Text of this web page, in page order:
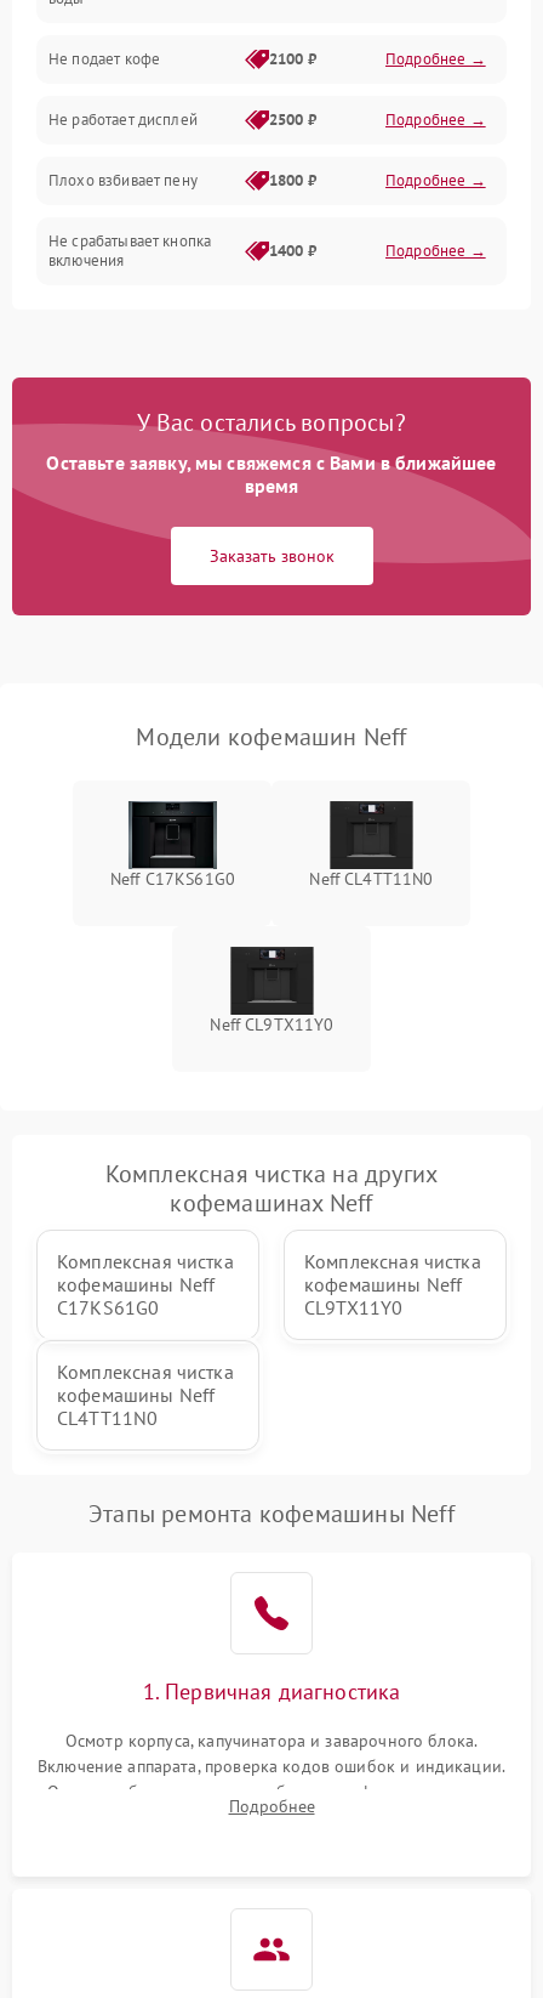
Проблемы с капучинатором и паром
Управление и электроника
Программное обеспечение
Не подает кофе 2100 ₽ Подробнее →
Не работает дисплей 2500 ₽ Подробнее →
Плохо взбивает пену 1800 ₽ Подробнее →
Не срабатывает кнопка
включения
1400 ₽ Подробнее →
Постоянные сбои в работе 1500 ₽ Подробнее →
У Вас остались вопросы?
Оставьте заявку, мы свяжемся с Вами в ближайшее
время
Заказать звонок
Модели кофемашин Neff
Neff C17KS61G0 Neff CL4TT11N0
Neff CL9TX11Y0
Комплексная чистка на других
кофемашинах Neff
Комплексная чистка
кофемашины Neff
C17KS61G0
Комплексная чистка
кофемашины Neff
CL9TX11Y0
Комплексная чистка
кофемашины Neff
CL4TT11N0
Этапы ремонта кофемашины Neff
1. Первичная диагностика
Осмотр корпуса, капучинатора и заварочного блока.
Включение аппарата, проверка кодов ошибок и индикации.
Оценка работы помпы, термоблока и кофемолки на слух.
Измерение температуры и давления воды для выявления
Подробнее